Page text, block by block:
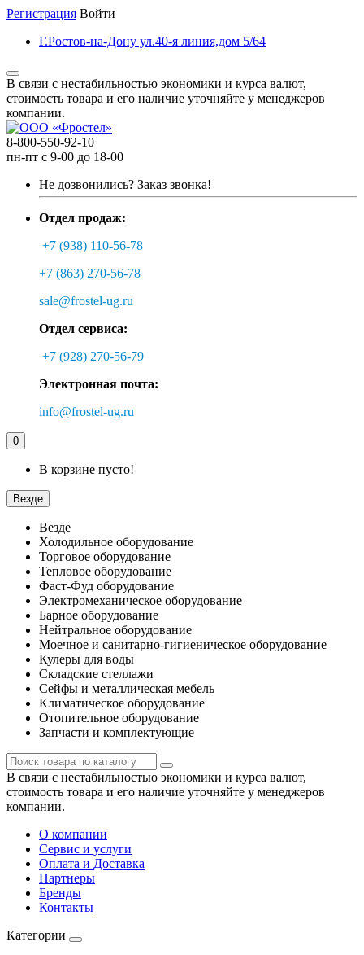
Регистрация Войти
Г.Ростов-на-Дону ул.40-я линия,дом 5/64
В связи с нестабильностью экономики и курса валют,
стоимость товара и его наличие уточняйте у менеджеров
компании.
8-800-550-92-10
пн-пт с 9-00 до 18-00
Не дозвонились? Заказ звонка!
Отдел продаж:
+7 (938) 110-56-78
+7 (863) 270-56-78
sale@frostel-ug.ru
Отдел сервиса:
+7 (928) 270-56-79
Электронная почта:
info@frostel-ug.ru
0
В корзине пусто!
Везде
Везде
Холодильное оборудование
Торговое оборудование
Тепловое оборудование
Фаст-Фуд оборудование
Электромеханическое оборудование
Барное оборудование
Нейтральное оборудование
Моечное и санитарно-гигиеническое оборудование
Кулеры для воды
Складские стеллажи
Сейфы и металлическая мебель
Климатическое оборудование
Отопительное оборудование
Запчасти и комплектующие
В связи с нестабильностью экономики и курса валют,
стоимость товара и его наличие уточняйте у менеджеров
компании.
О компании
Сервис и услуги
Оплата и Доставка
Партнеры
Бренды
Контакты
Категории